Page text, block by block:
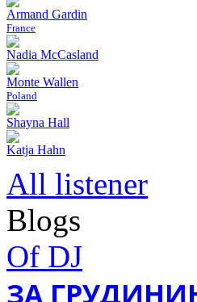
Armand Gardin
France
Nadia McCasland
Monte Wallen
Poland
Shayna Hall
Katja Hahn
All listener
Blogs
Of DJ
ЗА